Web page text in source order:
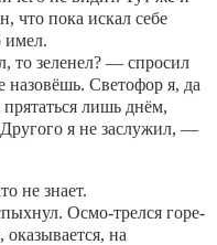
что пока искал себе
имел.
то зеленел? — спросил
Светофор я, да
лишь днём,
я не заслужил, —
не знает.
Осмо-трелся горе-
на